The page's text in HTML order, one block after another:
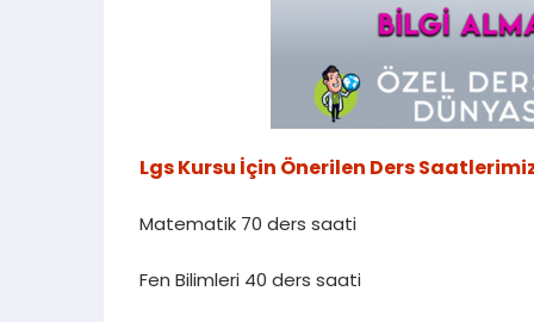
Lgs Kursu İçin Önerilen Ders
Matematik 70 ders saati
Fen Bilimleri 40 ders saati